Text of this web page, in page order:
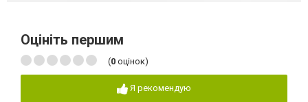
Оцініть першим
(0 оцінок)
Я рекомендую